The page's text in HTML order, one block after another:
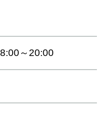
～20:00